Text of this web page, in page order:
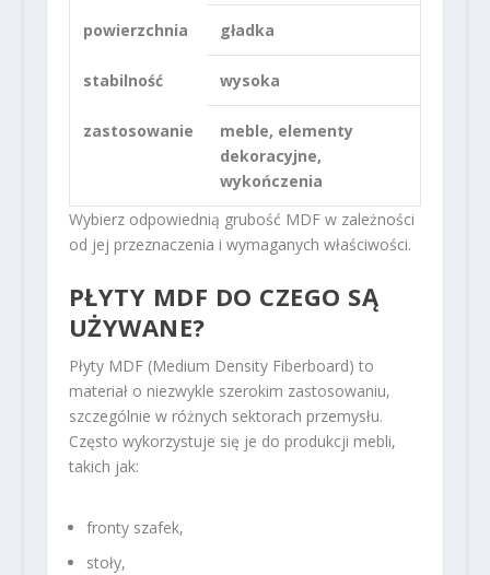
powierzchnia gładka
stabilność wysoka
zastosowanie
meble, elementy
dekoracyjne,
wykończenia
Wybierz odpowiednią grubość MDF w zależności
od jej przeznaczenia i wymaganych właściwości.
PŁYTY MDF DO CZEGO SĄ
UŻYWANE?
Płyty MDF (Medium Density Fiberboard) to
materiał o niezwykle szerokim zastosowaniu,
szczególnie w różnych sektorach przemysłu.
Często wykorzystuje się je do produkcji mebli,
takich jak:
fronty szafek,
stoły,